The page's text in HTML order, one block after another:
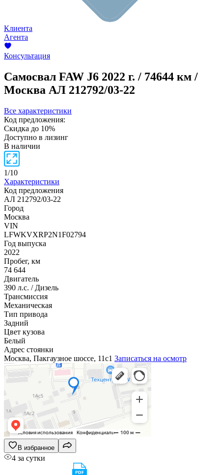
Клиента
Агента
Консультация
Самосвал FAW J6 2022 г. / 74644 км /
Москва АЛ 212792/03-22
Все характеристики
Код предложения:
Скидка до 10%
Доступно в лизинг
В наличии
1/10
Характеристики
Код предложения
АЛ 212792/03-22
Город
Москва
VIN
LFWKVXRP2N1F02794
Год выпуска
2022
Пробег, км
74 644
Двигатель
390 л.с. / Дизель
Трансмиссия
Механическая
Тип привода
Задний
Цвет кузова
Белый
Адрес стоянки
Москва, Пакгаузное шоссе, 11с1 Записаться на осмотр
В избранное
4 за сутки